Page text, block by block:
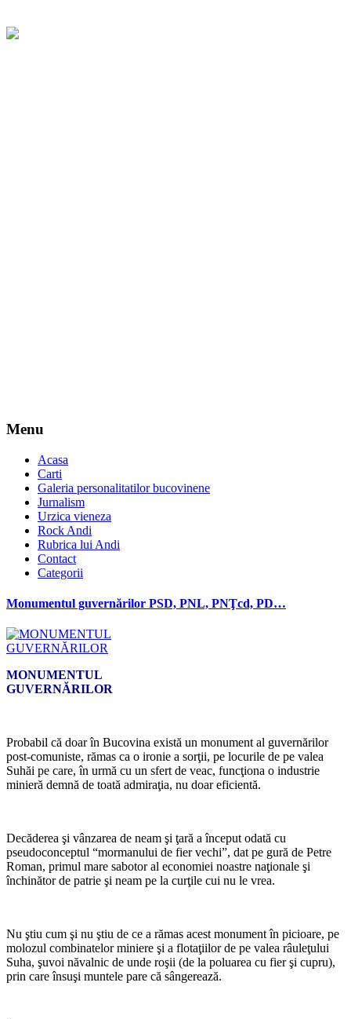
Menu
Acasa
Carti
Galeria personalitatilor bucovinene
Jurnalism
Urzica vieneza
Rock Andi
Rubrica lui Andi
Contact
Categorii
Monumentul guvernărilor PSD, PNL, PNŢcd, PD…
MONUMENTUL
GUVERNĂRILOR
Probabil că doar în Bucovina există un monument al guvernărilor
post-comuniste, rămas ca o ironie a sorţii, pe locurile de pe valea
Suhăi pe care, în urmă cu un sfert de veac, funcţiona o industrie
minieră demnă de toată admiraţia, nu doar eficientă.
Decăderea şi vânzarea de neam şi ţară a început odată cu
pseudoconceptul “mormanului de fier vechi”, dat pe gură de Petre
Roman, primul mare sabotor al economiei noastre naţionale şi
închinător de patrie şi neam pe la curţile cui nu le vrea.
Nu ştiu cum şi nu ştiu de ce a rămas acest monument în picioare, pe
molozul combinatelor miniere şi a flotaţiilor de pe valea râuleţului
Suha, şuvoi năvalnic de unde roşii (de la poluarea cu fier şi cupru),
prin care însuşi muntele pare că sângerează.